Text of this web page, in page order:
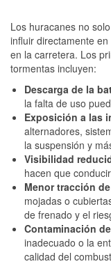
Los huracanes no
influir directamente
en la carretera. Los
tormentas incluyen:
Descarga de la
la falta de uso
Exposición a las
alternadores,
la suspensión y
Visibilidad
hacen que
Menor tracción
mojadas o
de frenado y el
Contaminación
inadecuado o la
calidad del